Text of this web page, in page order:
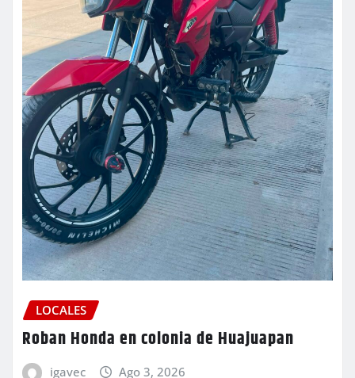
LOCALES
Roban Honda en colonia de Huajuapan
igavec Ago 3, 2026